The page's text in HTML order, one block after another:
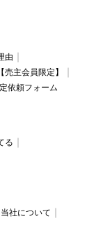
由
主会員限定】
依頼フォーム
る
当社について